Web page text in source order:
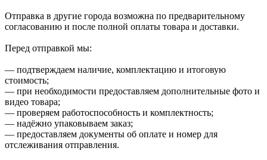
Отправка в другие города возможна по предварительному
согласованию и после полной оплаты товара и доставки.
Перед отправкой мы:
— подтверждаем наличие, комплектацию и итоговую
стоимость;
— при необходимости предоставляем дополнительные фото и
видео товара;
— проверяем работоспособность и комплектность;
— надёжно упаковываем заказ;
— предоставляем документы об оплате и номер для
отслеживания отправления.